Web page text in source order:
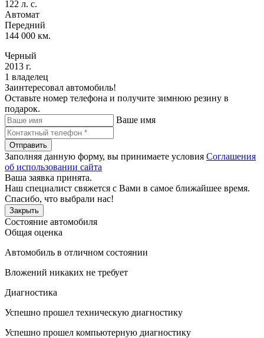
122 л. с.
Автомат
Передний
144 000 км.
Черный
2013 г.
1 владелец
Заинтересовал автомобиль!
Оставьте номер телефона и получите зимнюю резину в
подарок.
Ваше имя
Отправить
Заполняя данную форму, вы принимаете условия Соглашения
об использовании сайта
Ваша заявка принята.
Наш специалист свяжется с Вами в самое ближайшее время.
Спасибо, что выбрали нас!
Закрыть
Состояние автомобиля
Общая оценка
Автомобиль в отличном состоянии
Вложений никаких не требует
Диагностика
Успешно прошел техническую диагностику
Успешно прошел компьютерную диагностику